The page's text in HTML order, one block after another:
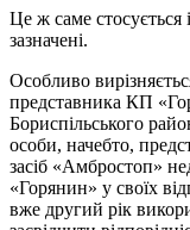
Це ж саме стосується
зазначені.
Особливо
представника КП
Бориспільського
особи, начебто,
засіб «Амбростоп»
«Горянин» у своїх
вже другий рік